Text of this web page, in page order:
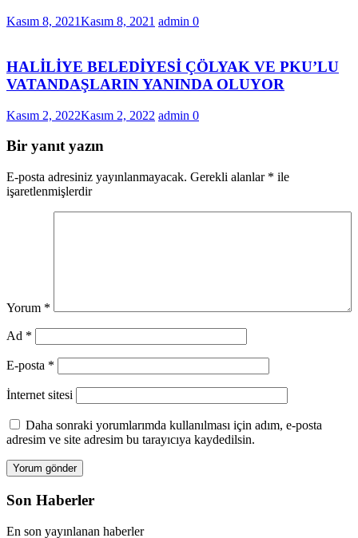
Kasım 8, 2021Kasım 8, 2021 admin 0
HALİLİYE BELEDİYESİ ÇÖLYAK VE PKU’LU
VATANDAŞLARIN YANINDA OLUYOR
Kasım 2, 2022Kasım 2, 2022 admin 0
Bir yanıt yazın
E-posta adresiniz yayınlanmayacak. Gerekli alanlar * ile
işaretlenmişlerdir
Yorum *
Ad *
E-posta *
İnternet sitesi
Daha sonraki yorumlarımda kullanılması için adım, e-posta
adresim ve site adresim bu tarayıcıya kaydedilsin.
Son Haberler
En son yayınlanan haberler